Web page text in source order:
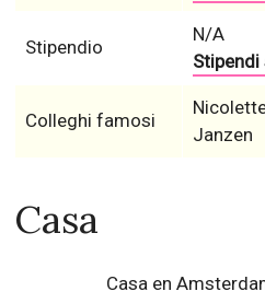
Stipendio
N/A
Colleghi famosi
Janzen
Casa
Casa en